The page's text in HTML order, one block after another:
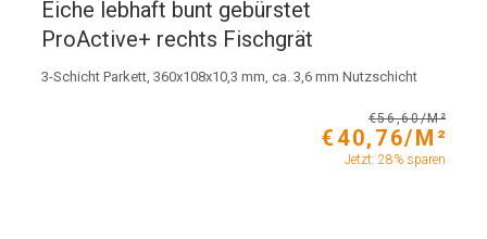
Eiche lebhaft bunt gebürstet
ProActive+ rechts Fischgrät
3-Schicht Parkett, 360x108x10,3 mm, ca. 3,6 mm Nutzschicht
€56,60/M²
€40,76/M²
Jetzt: 28% sparen